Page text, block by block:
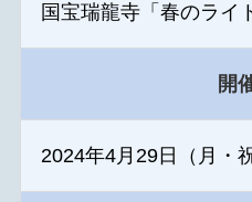
国宝瑞龍寺「春のライ
開
2024年4月29日（月・